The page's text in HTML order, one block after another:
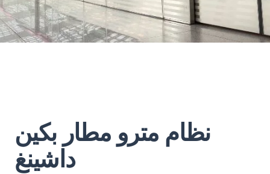
نظام مترو مطار بكين
داشينغ